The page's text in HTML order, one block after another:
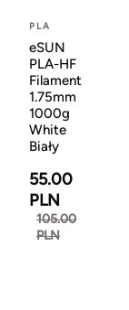
PLA
eSUN
PLA-HF
Filament
1.75mm
1000g
White
Biały
55.00
PLN
105.00
PLN